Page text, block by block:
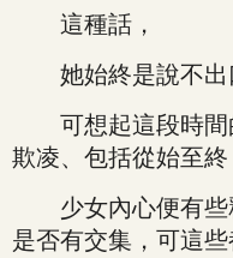
這種話，
她始終是說不出
可想起這段時間
欺凌、包括從始至終
少女內心便有些
是否有交集，可這